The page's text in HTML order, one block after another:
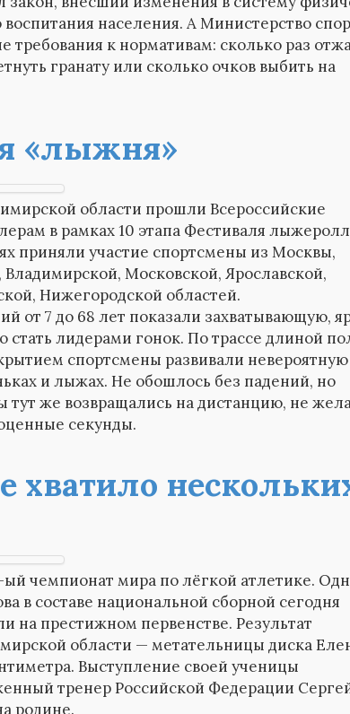
населения. А Министерство
требования к нормативам: сколько раз
гранату или сколько очков выбить на
«лыжня»
области прошли Всероссийские
в рамках 10 этапа Фестиваля
приняли участие спортсмены из Москвы,
Московской, Ярославской,
Нижегородской областей.
от 7 до 68 лет показали захватывающую,
стать лидерами гонок. По трассе длиной
спортсмены развивали невероятную
и лыжах. Не обошлось без падений, но
же возвращались на дистанцию, не
секунды.
хватило
чемпионат мира по лёгкой атлетике.
в составе национальной сборной сегодня
на престижном первенстве. Результат
области — метательницы диска
Выступление своей ученицы
тренер Российской Федерации
родине.